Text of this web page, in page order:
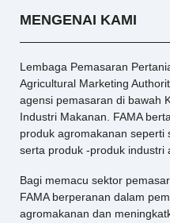
MENGENAI KAMI
Lembaga Pemasaran
Agricultural Marketing
agensi pemasaran di bawah
Industri Makanan. FAMA
produk agromakanan seperti
serta produk -produk industri
Bagi memacu sektor
FAMA berperanan dalam
agromakanan dan